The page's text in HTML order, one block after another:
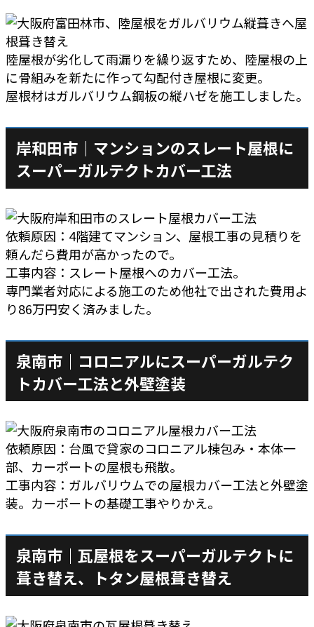
陸屋根が劣化して雨漏りを繰り返すため、陸屋根の上
に骨組みを新たに作って勾配付き屋根に変更。
屋根材はガルバリウム鋼板の縦ハゼを施工しました。
岸和田市｜マンションのスレート屋根に
スーパーガルテクトカバー工法
依頼原因：4階建てマンション、屋根工事の見積りを
頼んだら費用が高かったので。
工事内容：スレート屋根へのカバー工法。
専門業者対応による施工のため他社で出された費用よ
り86万円安く済みました。
泉南市｜コロニアルにスーパーガルテク
トカバー工法と外壁塗装
依頼原因：台風で貸家のコロニアル棟包み・本体一
部、カーポートの屋根も飛散。
工事内容：ガルバリウムでの屋根カバー工法と外壁塗
装。カーポートの基礎工事やりかえ。
泉南市｜瓦屋根をスーパーガルテクトに
葺き替え、トタン屋根葺き替え